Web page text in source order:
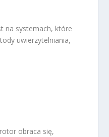
na systemach, które
uwierzytelniania,
obraca się,